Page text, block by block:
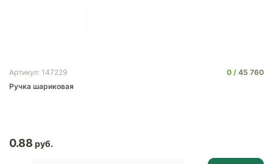
Артикул: 147229 0
45 760
Ручка шариковая
0.88